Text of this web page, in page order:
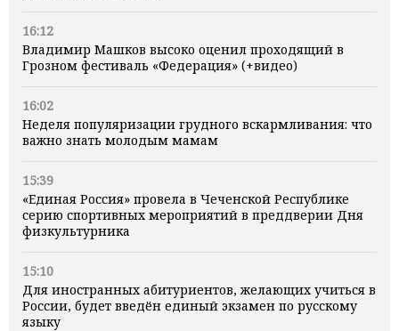
16:12
Владимир Машков высоко оценил проходящий в
Грозном фестиваль «Федерация» (+видео)
16:02
Неделя популяризации грудного вскармливания: что
важно знать молодым мамам
15:39
«Единая Россия» провела в Чеченской Республике
серию спортивных мероприятий в преддверии Дня
физкультурника
15:10
Для иностранных абитуриентов, желающих учиться в
России, будет введён единый экзамен по русскому
языку